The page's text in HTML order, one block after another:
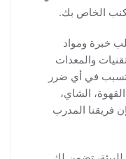
الخاص بك.
خبرة ومواد
والمعدات
في أي ضرر
الشاي،
فريقنا المدرب